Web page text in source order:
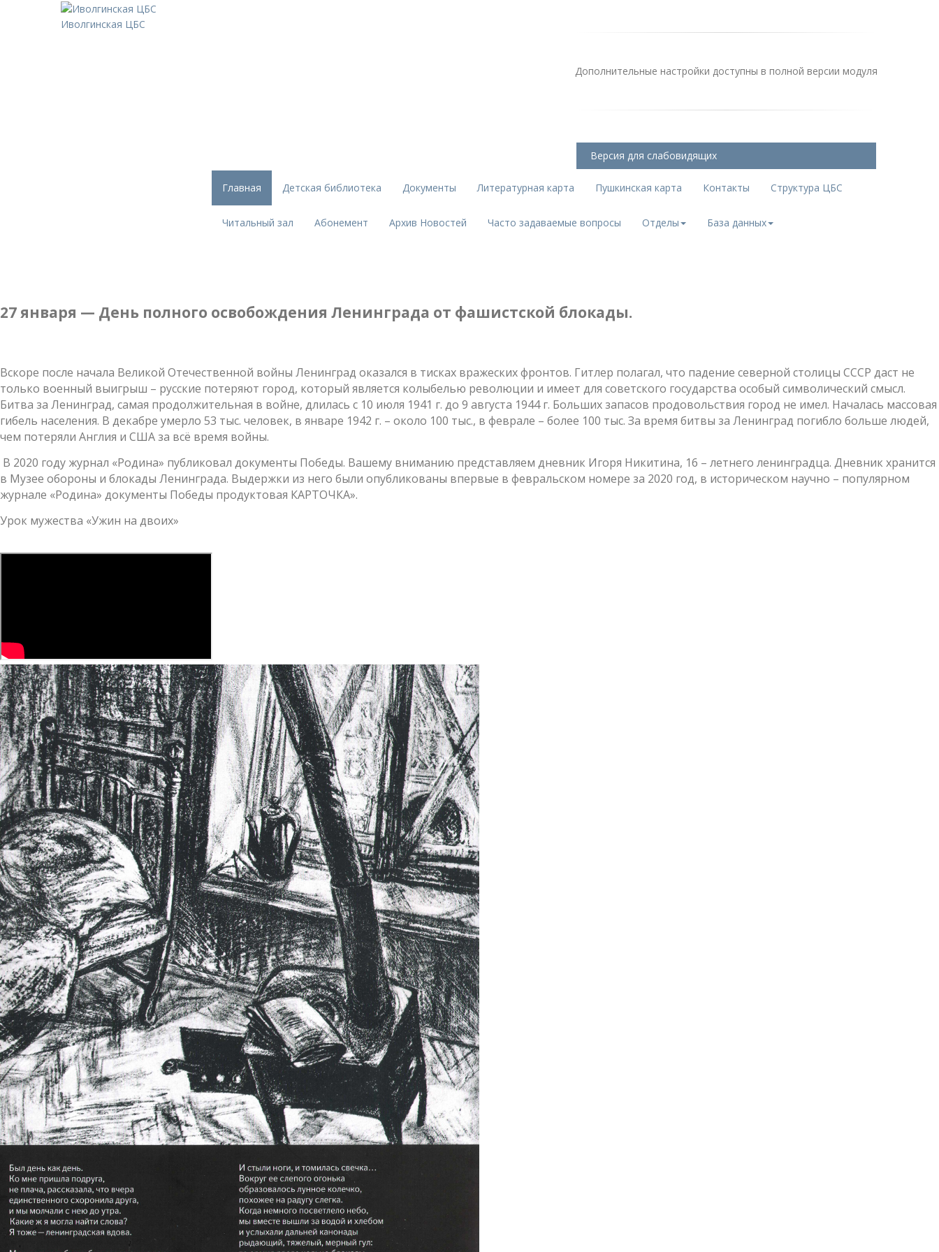
Иволгинская ЦБС
Дополнительные настройки доступны в полной версии модуля
Версия для слабовидящих
Главная Детская библиотека Документы Литературная карта Пушкинская карта Контакты Структура ЦБС
Читальный зал Абонемент Архив Новостей Часто задаваемые вопросы Отделы База данных
27 января — День полного освобождения Ленинграда от фашистской блокады.
Вскоре после начала Великой Отечественной войны Ленинград оказался в тисках вражеских фронтов. Гитлер полагал, что падение северной столицы СССР даст не
только военный выигрыш – русские потеряют город, который является колыбелью революции и имеет для советского государства особый символический смысл.
Битва за Ленинград, самая продолжительная в войне, длилась с 10 июля 1941 г. до 9 августа 1944 г. Больших запасов продовольствия город не имел. Началась массовая
гибель населения. В декабре умерло 53 тыс. человек, в январе 1942 г. – около 100 тыс., в феврале – более 100 тыс. За время битвы за Ленинград погибло больше людей,
чем потеряли Англия и США за всё время войны.
В 2020 году журнал «Родина» публиковал документы Победы. Вашему вниманию представляем дневник Игоря Никитина, 16 – летнего ленинградца. Дневник хранится
в Музее обороны и блокады Ленинграда. Выдержки из него были опубликованы впервые в февральском номере за 2020 год, в историческом научно – популярном
журнале «Родина» документы Победы продуктовая КАРТОЧКА».
Урок мужества «Ужин на двоих»